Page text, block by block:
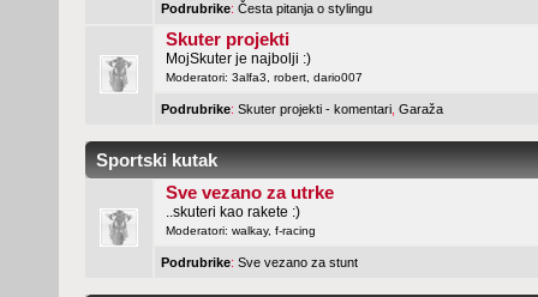
Podrubrike: Česta pitanja o stylingu
Skuter projekti
MojSkuter je najbolji :)
Moderatori: 3alfa3 robert, dario007
Podrubrike: Skuter projekti - komentari Garaža
Sportski kutak
Sve vezano za utrke
..skuteri kao rakete :)
Moderatori: walkay, f-racing
Podrubrike: Sve vezano za stunt